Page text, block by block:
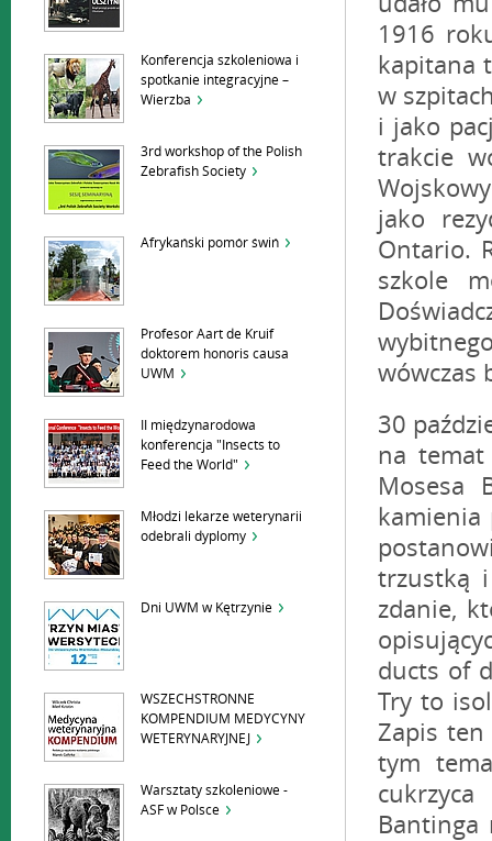
Konferencja szkoleniowa i
spotkanie integracyjne –
Wierzba
3rd workshop of the Polish
Zebrafish Society
Afrykański pomór świń
Profesor Aart de Kruif
doktorem honoris causa
UWM
II międzynarodowa
konferencja "Insects to
Feed the World"
Młodzi lekarze weterynarii
odebrali dyplomy
Dni UWM w Kętrzynie
WSZECHSTRONNE
KOMPENDIUM MEDYCYNY
WETERYNARYJNEJ
Warsztaty szkoleniowe -
ASF w Polsce
1916
kapitana
w
i jako
trakcie
jako
Ontario.
szkole
wówczas
30
na temat
Mosesa
kamienia
trzustką
zdanie,
ducts of
Try to
Zapis ten
tym
Bantinga